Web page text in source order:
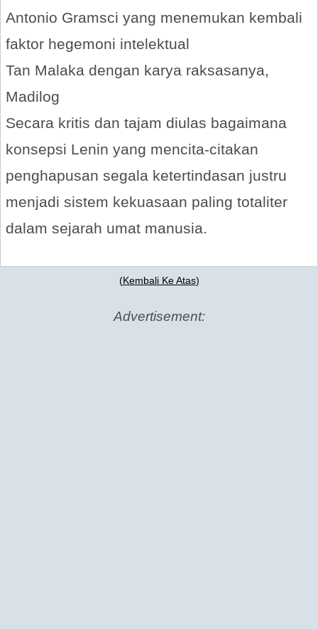
Antonio Gramsci yang menemukan kembali
faktor hegemoni intelektual
Tan Malaka dengan karya raksasanya,
Madilog
Secara kritis dan tajam diulas bagaimana
konsepsi Lenin yang mencita-citakan
penghapusan segala ketertindasan justru
menjadi sistem kekuasaan paling totaliter
dalam sejarah umat manusia.
(Kembali Ke Atas)
Advertisement: